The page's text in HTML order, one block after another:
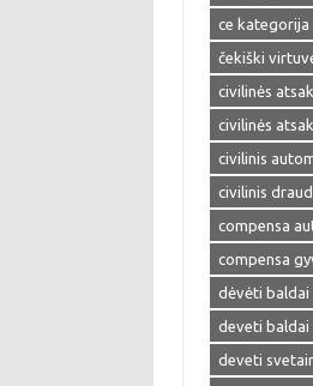
ce kategorija
čekiški
civilinės
civilinės
civilinis
civilinis
compensa
compensa
dėvėti baldai
deveti baldai
deveti